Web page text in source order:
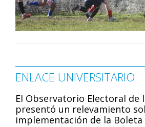
ENLACE UNIVERSITARIO
El Observatorio Electoral de
presentó un relevamiento
implementación de la Boleta